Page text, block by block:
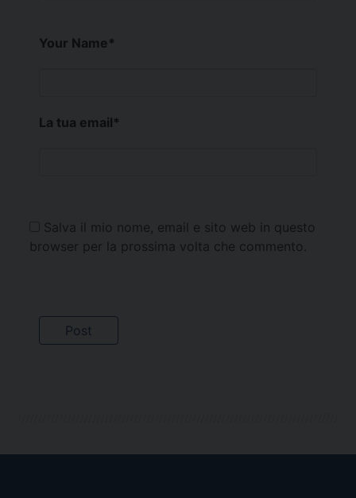
Your Name*
La tua email*
Salva il mio nome, email e sito web in questo
browser per la prossima volta che commento.